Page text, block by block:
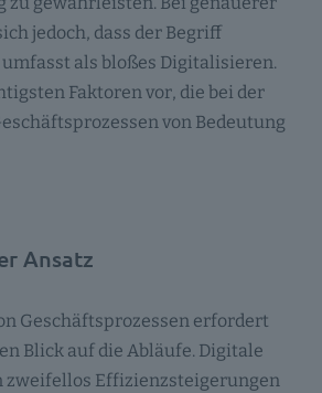
jedoch, dass der Begriff
als bloßes Digitalisieren.
Faktoren vor, die bei der
von Bedeutung
Ansatz
Geschäftsprozessen erfordert
Blick auf die Abläufe. Digitale
zweifellos Effizienzsteigerungen